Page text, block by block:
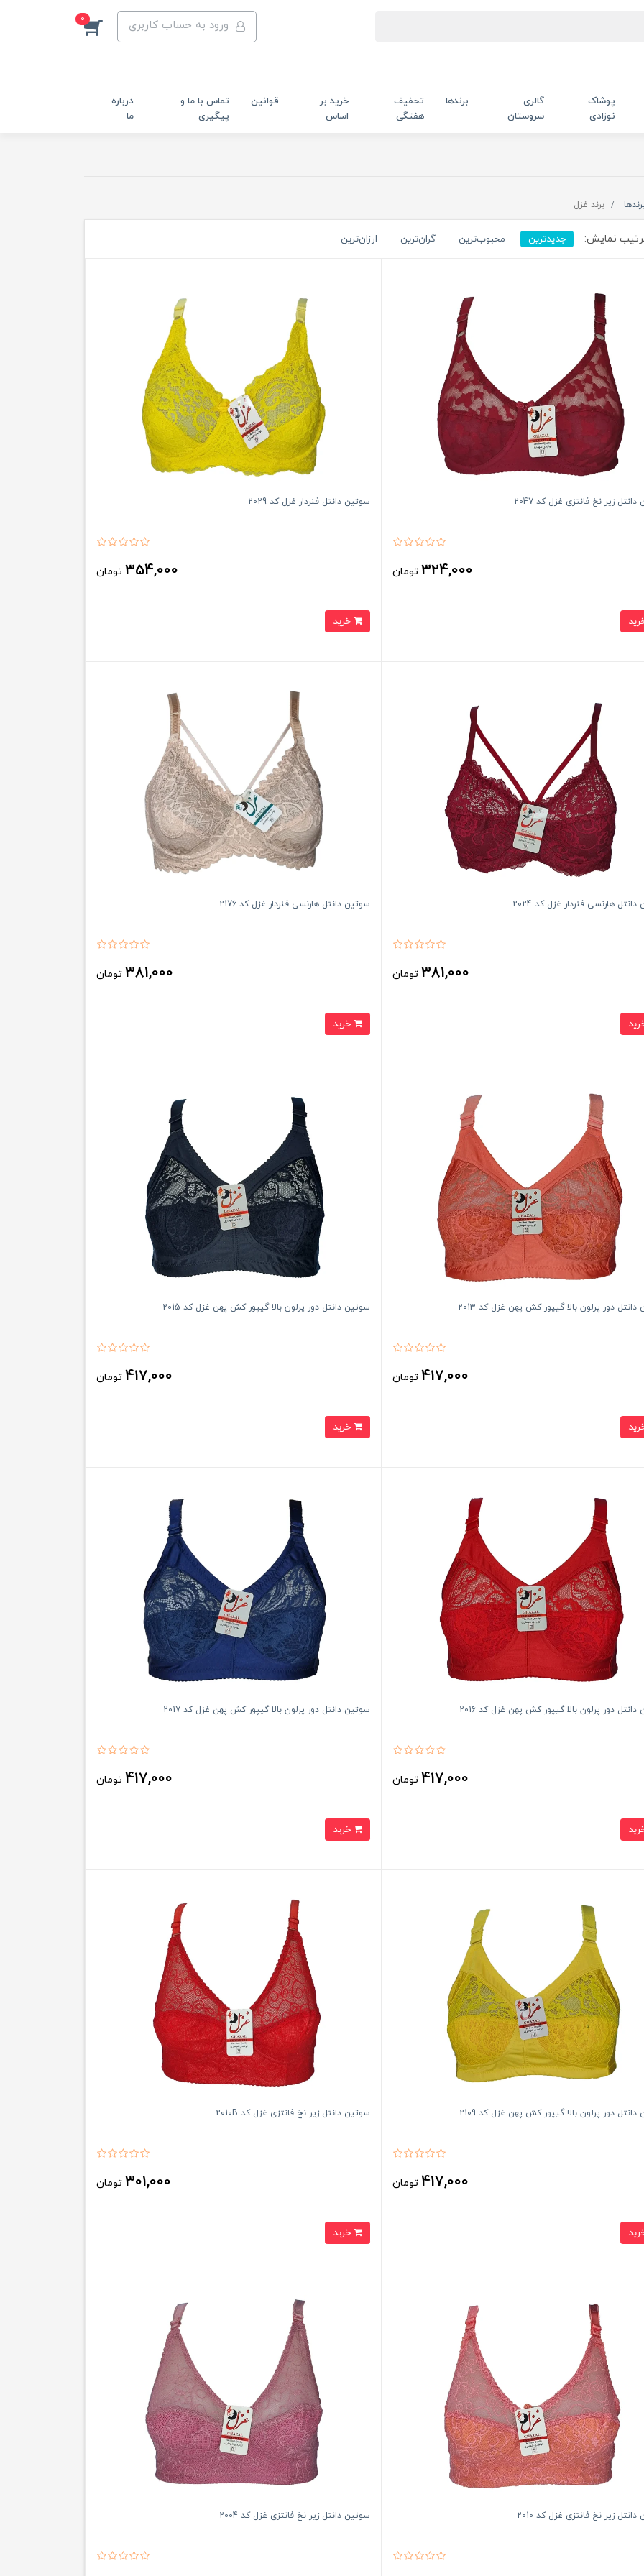
ورود به حساب کاربری 0
پوشاک
نوزادی
گالری
سروستان
برندها
تخفیف
هفتگی
خرید بر
اساس
قوانین
تماس با ما و
پیگیری
درباره
ما
برند غزل
نمایش: جدیدترین محبوب‌ترین گران‌ترین ارزان‌ترین
زیر نخ فانتزی غزل کد 2047
324,000 تومان
سوتین دانتل فنردار غزل کد 2029
354,000 تومان
خرید
هارنسی فنردار غزل کد 2024
381,000 تومان
سوتین دانتل هارنسی فنردار غزل کد 2176
381,000 تومان
خرید
دور پرلون بالا گیپور کش پهن غزل کد 2013
417,000 تومان
سوتین دانتل دور پرلون بالا گیپور کش پهن غزل کد 2015
417,000 تومان
خرید
دور پرلون بالا گیپور کش پهن غزل کد 2016
417,000 تومان
سوتین دانتل دور پرلون بالا گیپور کش پهن غزل کد 2017
417,000 تومان
خرید
دور پرلون بالا گیپور کش پهن غزل کد 2109
417,000 تومان
سوتین دانتل زیر نخ فانتزی غزل کد 2010B
301,000 تومان
خرید
زیر نخ فانتزی غزل کد 2010 سوتین دانتل زیر نخ فانتزی غزل کد 2004